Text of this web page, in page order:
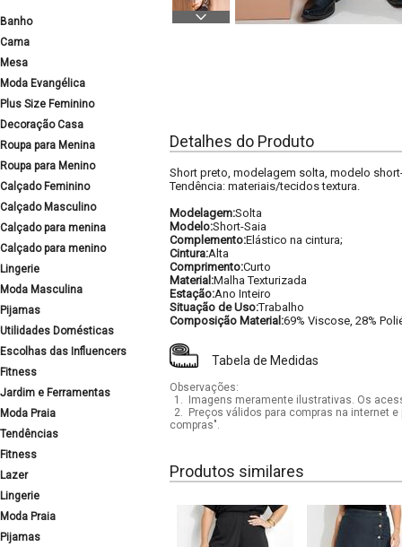
Banho
Cama
Mesa
Moda Evangélica
Plus Size Feminino
Decoração Casa
Roupa para Menina
Roupa para Menino
Calçado Feminino
Calçado Masculino
Calçado para menina
Calçado para menino
Lingerie
Moda Masculina
Pijamas
Utilidades Domésticas
Escolhas das Influencers
Fitness
Jardim e Ferramentas
Moda Praia
Tendências
Fitness
Lazer
Lingerie
Moda Praia
Pijamas
Detalhes do Produto
Short preto, modelagem solta, modelo
Tendência: materiais/tecidos textura.
Modelagem:Solta
Modelo:Short-Saia
Complemento:Elástico na cintura;
Cintura:Alta
Comprimento:Curto
Material:Malha Texturizada
Estação:Ano Inteiro
Situação de Uso:Trabalho
Composição Material:69% Viscose, 28%
Tabela de Medidas
Observações:
1.
Imagens meramente ilustrativas. Os
2.
Preços válidos para compras na internet
compras".
Produtos similares